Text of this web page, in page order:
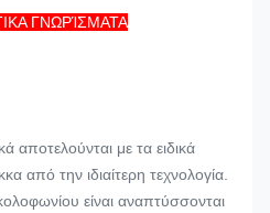
ΓΝΩΡΊΣΜΑΤΑ
αποτελούνται με τα ειδικά
από την ιδιαίτερη τεχνολογία.
είναι αναπτύσσονται